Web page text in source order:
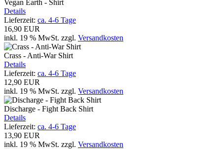
Vegan Earth - Shirt
Details
Lieferzeit: ca. 4-6 Tage
16,90 EUR
inkl. 19 % MwSt. zzgl. Versandkosten
Crass - Anti-War Shirt
Details
Lieferzeit: ca. 4-6 Tage
12,90 EUR
inkl. 19 % MwSt. zzgl. Versandkosten
Discharge - Fight Back Shirt
Details
Lieferzeit: ca. 4-6 Tage
13,90 EUR
inkl. 19 % MwSt. zzgl. Versandkosten